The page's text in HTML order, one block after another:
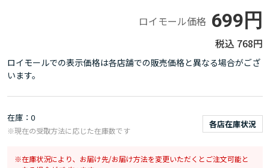
ロイモール価格 699円
768円
ロイモールでの表示価格は各店舗での販売価格と異なる場合がござ
います。
在庫 0
各店在庫状況
※現在の受取方法に応じた在庫数です
在庫状況により、お届け先/お届け方法を変更いただくとご注文可能と